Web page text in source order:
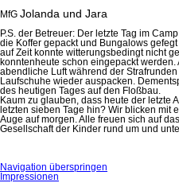
MfG Jolanda und Jara
P.S. der Betreuer: Der letzte Tag im
die Koffer gepackt und Bungalows
auf Zeit konnte witterungsbedingt nicht
konntenheute schon eingepackt
abendliche Luft während der
Laufschuhe wieder auspacken.
des heutigen Tages auf den Floßbau.
Kaum zu glauben, dass heute der letzte
letzten sieben Tage hin? Wir blicken mit
Auge auf morgen. Alle freuen sich auf
Gesellschaft der Kinder rund um und
Navigation überspringen
Impressionen